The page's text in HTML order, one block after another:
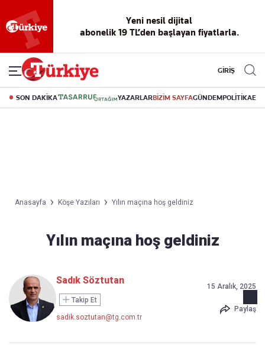
Yeni nesil dijital
abonelik 19 TL’den başlayan fiyatlarla.
GİRİŞ
SON DAKİKA YAZARLARBİZİM SAYFAGÜNDEMPOLİTİKA
Anasayfa Köşe Yazıları Yılın maçına hoş geldiniz
Yılın maçına hoş geldiniz
Sadık Söztutan
Takip Et
sadik.soztutan@tg.com.tr
15 Aralık, 2025
Paylaş